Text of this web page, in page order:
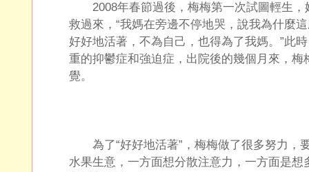
2008年春節過後，梅梅第一次試圖輕生，
救過來，“我媽在旁邊不停地哭，說我為什麼
好好地活著，不為自己，也得為了我媽。”此
重的抑鬱症和強迫症，出院後的幾個月來，梅
覺。
為了“好好地活著”，梅梅做了很多努力，
水果生意，一方面想分散注意力，一方面是想